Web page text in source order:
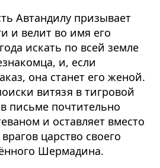
Автандилу призывает
и велит во имя его
искать по всей земле
и, если
она станет его женой.
витязя в тигровой
письме почтительно
и оставляет вместо
царство своего
Шермадина.